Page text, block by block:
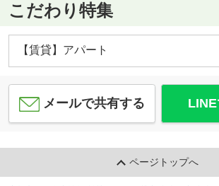
こだわり特集
【賃貸】アパート
メールで共有する
ページトップへ